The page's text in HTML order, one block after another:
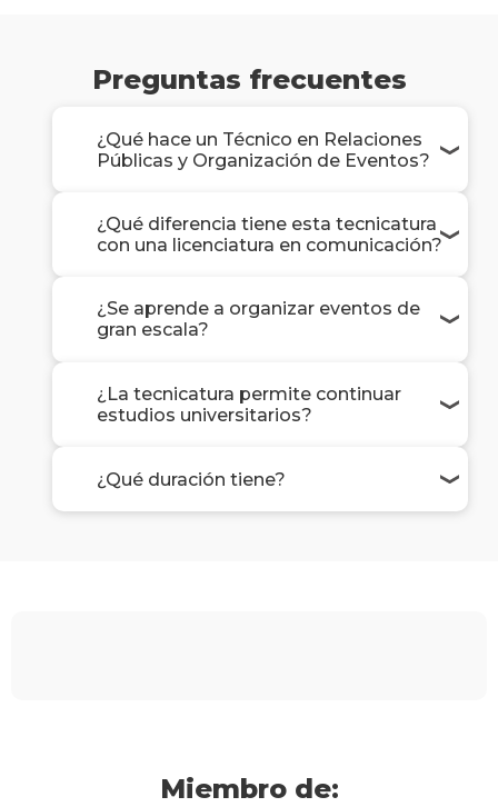
Preguntas frecuentes
¿Qué hace un Técnico en Relaciones
Públicas y Organización de Eventos?
¿Qué diferencia tiene esta tecnicatura
con una licenciatura en comunicación?
¿Se aprende a organizar eventos de
gran escala?
¿La tecnicatura permite continuar
estudios universitarios?
¿Qué duración tiene?
Miembro de: